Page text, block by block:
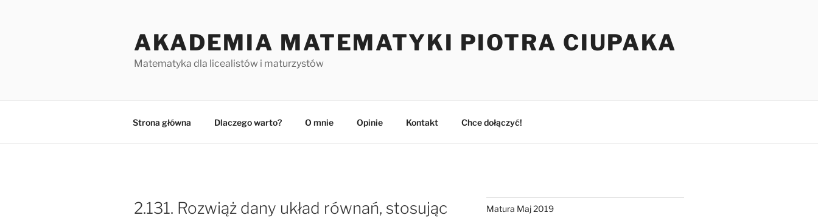
AKADEMIA MATEMATYKI PIOTRA CIUPAKA
Matematyka dla licealistów i maturzystów
Strona główna Dlaczego warto? O mnie Opinie Kontakt Chce dołączyć!
2.131. Rozwiąż dany układ równań, stosując
Matura Maj 2019